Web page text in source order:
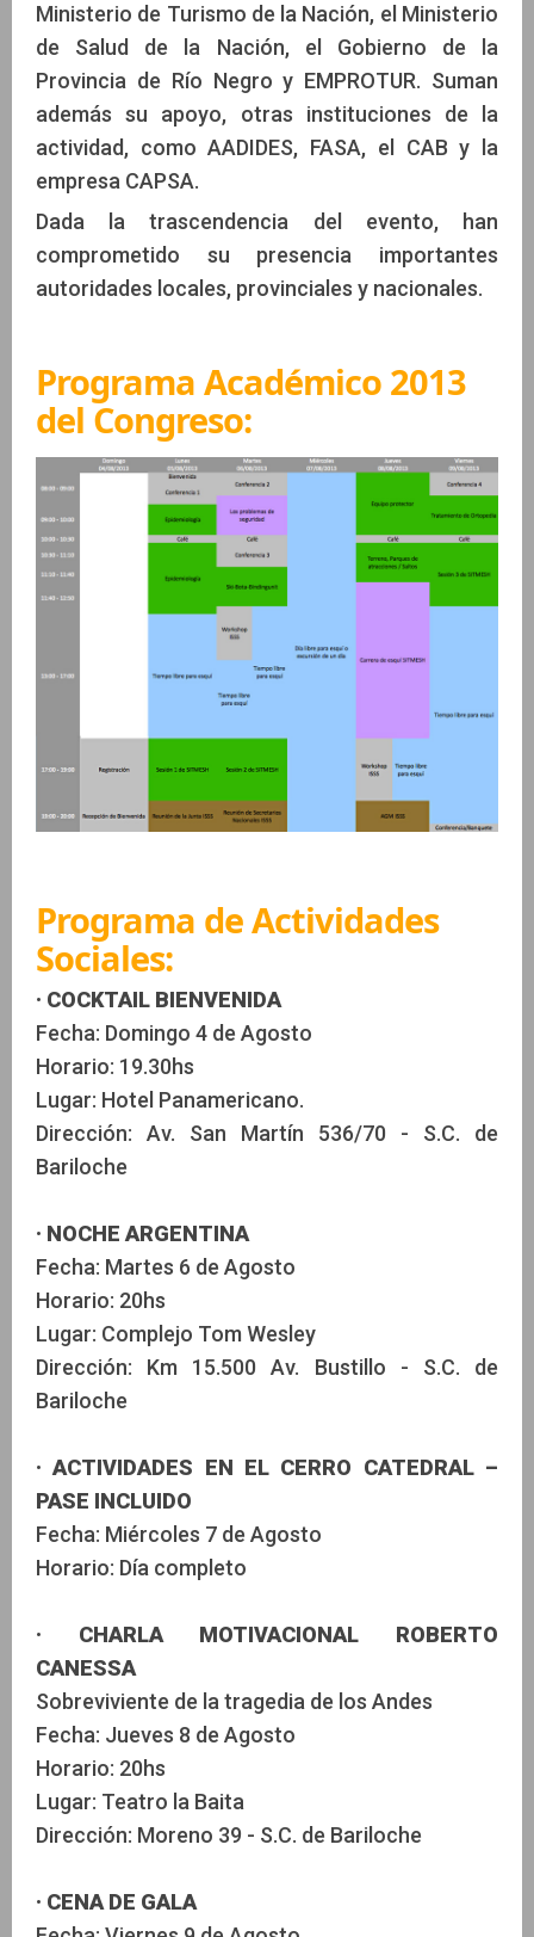
Ministerio de Turismo de la Nación, el Ministerio
de Salud de la Nación, el Gobierno de la
Provincia de Río Negro y EMPROTUR. Suman
además su apoyo, otras instituciones de la
actividad, como AADIDES, FASA, el CAB y la
empresa CAPSA.
Dada la trascendencia del evento, han
comprometido su presencia importantes
autoridades locales, provinciales y nacionales.
Programa Académico 2013
del Congreso:
Programa de Actividades
Sociales:
· COCKTAIL BIENVENIDA
Fecha: Domingo 4 de Agosto
Horario: 19.30hs
Lugar: Hotel Panamericano.
Dirección: Av. San Martín 536/70 - S.C. de
Bariloche
· NOCHE ARGENTINA
Fecha: Martes 6 de Agosto
Horario: 20hs
Lugar: Complejo Tom Wesley
Dirección: Km 15.500 Av. Bustillo - S.C. de
Bariloche
· ACTIVIDADES EN EL CERRO CATEDRAL –
PASE INCLUIDO
Fecha: Miércoles 7 de Agosto
Horario: Día completo
· CHARLA MOTIVACIONAL ROBERTO
CANESSA
Sobreviviente de la tragedia de los Andes
Fecha: Jueves 8 de Agosto
Horario: 20hs
Lugar: Teatro la Baita
Dirección: Moreno 39 - S.C. de Bariloche
· CENA DE GALA